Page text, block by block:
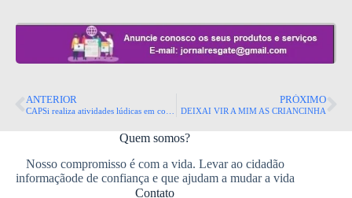
ANTERIOR PRÓXIMO
DEIXAI VIR A MIM AS CRIANCINHA
Quem somos?
Nosso compromisso é com a vida. Levar ao cidadão
informaçãode de confiança e que ajudam a mudar a vida
Contato